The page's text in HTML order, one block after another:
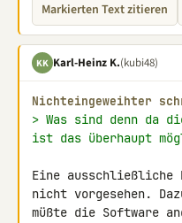
Markierten Text zitieren
KK Karl-Heinz K.(kubi48)
Nichteingeweihter
> Was sind denn da
ist das überhaupt
Eine ausschließliche
nicht vorgesehen.
müßte die Software